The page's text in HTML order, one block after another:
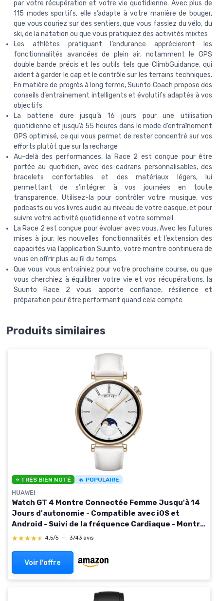
par votre récupération et votre vie quotidienne. Avec plus de
115 modes sportifs, elle s’adapte à votre manière de bouger,
que vous couriez sur des sentiers, que vous fassiez du vélo, du
ski, de la natation ou que vous pratiquiez des activités mixtes
Les athlètes pratiquant l’endurance apprécieront les
fonctionnalités avancées de plein air, notamment le GPS
double bande précis et les outils tels que ClimbGuidance, qui
aident à garder le cap et le contrôle sur les terrains techniques.
En matière de progrès à long terme, Suunto Coach propose des
conseils d’entraînement intelligents et évolutifs adaptés à vos
objectifs
La batterie dure jusqu’à 16 jours pour une utilisation
quotidienne et jusqu’à 55 heures dans le mode d’entraînement
GPS optimisé, ce qui vous permet de rester concentré sur vos
efforts plutôt que sur la recharge
Au-delà des performances, la Race 2 est conçue pour être
portée au quotidien, avec des cadrans personnalisables, des
bracelets confortables et des matériaux légers, lui
permettant de s’intégrer à vos journées en toute
transparence. Utilisez-la pour contrôler votre musique, vos
podcasts ou vos livres audio au niveau de votre casque, et pour
suivre votre activité quotidienne et votre sommeil
La Race 2 est conçue pour évoluer avec vous. Avec les futures
mises à jour, les nouvelles fonctionnalités et l’extension des
capacités via l’application Suunto, votre montre continuera de
vous en offrir plus au fil du temps
Que vous vous entraîniez pour votre prochaine course, ou que
vous cherchiez à équilibrer votre vie et vos récupérations, la
Suunto Race 2 vous apporte confiance, résilience et
préparation pour être performant quand cela compte
Produits similaires
⭐ TRÈS BIEN NOTÉ 🔥 POPULAIRE
HUAWEI
Watch GT 4 Montre Connectée Femme Jusqu'à 14
Jours d'autonomie - Compatible avec iOS et
Android - Suivi de la fréquence Cardiaque - Montre
Sport, SpO2 et GPS - 41MM Blanc Version FR 41 MM
★★★★★
★★★★★ 4,5/5 — 3743 avis
Voir l'offre